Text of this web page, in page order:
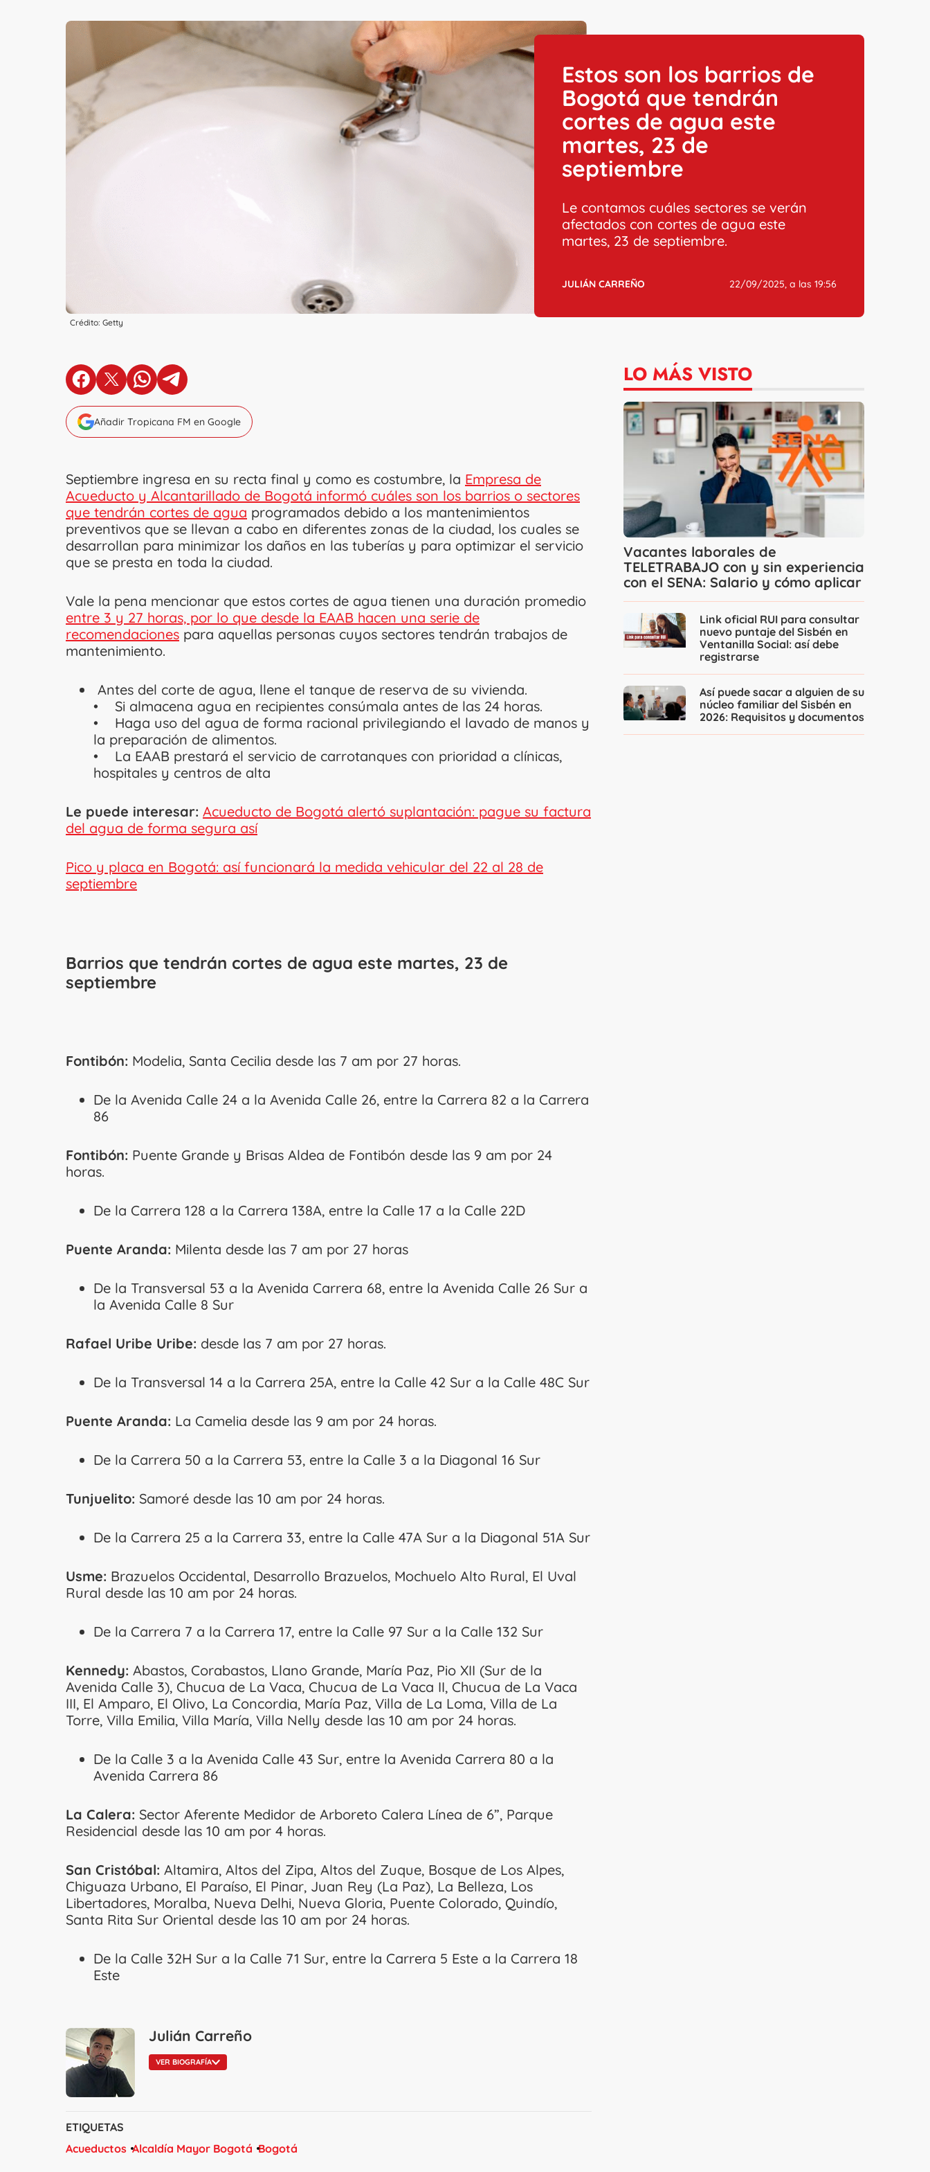
Crédito: Getty
Estos son los barrios de
Bogotá que tendrán
cortes de agua este
martes, 23 de
septiembre
Le contamos cuáles sectores se verán
afectados con cortes de agua este
martes, 23 de septiembre.
JULIÁN CARREÑO 22/09/2025, a las 19:56
en Facebook
en X en Whatsapp
en Telegram
Añadir Tropicana FM en Google
Septiembre ingresa en su recta final y como es costumbre, la Empresa de
Acueducto y Alcantarillado de Bogotá informó cuáles son los barrios o sectores
que tendrán cortes de agua programados debido a los mantenimientos
preventivos que se llevan a cabo en diferentes zonas de la ciudad, los cuales se
desarrollan para minimizar los daños en las tuberías y para optimizar el servicio
que se presta en toda la ciudad.
Vale la pena mencionar que estos cortes de agua tienen una duración promedio
entre 3 y 27 horas, por lo que desde la EAAB hacen una serie de
recomendaciones para aquellas personas cuyos sectores tendrán trabajos de
mantenimiento.
Antes del corte de agua, llene el tanque de reserva de su vivienda.
• Si almacena agua en recipientes consúmala antes de las 24 horas.
• Haga uso del agua de forma racional privilegiando el lavado de manos y
la preparación de alimentos.
• La EAAB prestará el servicio de carrotanques con prioridad a clínicas,
hospitales y centros de alta
Le puede interesar: Acueducto de Bogotá alertó suplantación: pague su factura
del agua de forma segura así
Pico y placa en Bogotá: así funcionará la medida vehicular del 22 al 28 de
septiembre
Barrios que tendrán cortes de agua este martes, 23 de
septiembre
Fontibón: Modelia, Santa Cecilia desde las 7 am por 27 horas.
De la Avenida Calle 24 a la Avenida Calle 26, entre la Carrera 82 a la Carrera
86
Fontibón: Puente Grande y Brisas Aldea de Fontibón desde las 9 am por 24
horas.
De la Carrera 128 a la Carrera 138A, entre la Calle 17 a la Calle 22D
Puente Aranda: Milenta desde las 7 am por 27 horas
De la Transversal 53 a la Avenida Carrera 68, entre la Avenida Calle 26 Sur a
la Avenida Calle 8 Sur
Rafael Uribe Uribe: desde las 7 am por 27 horas.
De la Transversal 14 a la Carrera 25A, entre la Calle 42 Sur a la Calle 48C Sur
Puente Aranda: La Camelia desde las 9 am por 24 horas.
De la Carrera 50 a la Carrera 53, entre la Calle 3 a la Diagonal 16 Sur
Tunjuelito: Samoré desde las 10 am por 24 horas.
De la Carrera 25 a la Carrera 33, entre la Calle 47A Sur a la Diagonal 51A Sur
Usme: Brazuelos Occidental, Desarrollo Brazuelos, Mochuelo Alto Rural, El Uval
Rural desde las 10 am por 24 horas.
De la Carrera 7 a la Carrera 17, entre la Calle 97 Sur a la Calle 132 Sur
Kennedy: Abastos, Corabastos, Llano Grande, María Paz, Pio XII (Sur de la
Avenida Calle 3), Chucua de La Vaca, Chucua de La Vaca II, Chucua de La Vaca
III, El Amparo, El Olivo, La Concordia, María Paz, Villa de La Loma, Villa de La
Torre, Villa Emilia, Villa María, Villa Nelly desde las 10 am por 24 horas.
De la Calle 3 a la Avenida Calle 43 Sur, entre la Avenida Carrera 80 a la
Avenida Carrera 86
La Calera: Sector Aferente Medidor de Arboreto Calera Línea de 6”, Parque
Residencial desde las 10 am por 4 horas.
San Cristóbal: Altamira, Altos del Zipa, Altos del Zuque, Bosque de Los Alpes,
Chiguaza Urbano, El Paraíso, El Pinar, Juan Rey (La Paz), La Belleza, Los
Libertadores, Moralba, Nueva Delhi, Nueva Gloria, Puente Colorado, Quindío,
Santa Rita Sur Oriental desde las 10 am por 24 horas.
De la Calle 32H Sur a la Calle 71 Sur, entre la Carrera 5 Este a la Carrera 18
Este
Julián Carreño
VER BIOGRAFÍA
ETIQUETAS
Acueductos Alcaldía Mayor Bogotá Bogotá
LO MÁS VISTO
Vacantes laborales de
TELETRABAJO con y sin experiencia
con el SENA: Salario y cómo aplicar
Link oficial RUI para consultar
nuevo puntaje del Sisbén en
Ventanilla Social: así debe
registrarse
Así puede sacar a alguien de su
núcleo familiar del Sisbén en
2026: Requisitos y documentos